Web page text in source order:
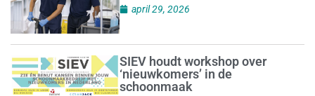
april 29, 2026
SIEV houdt workshop over
‘nieuwkomers’ in de
schoonmaak